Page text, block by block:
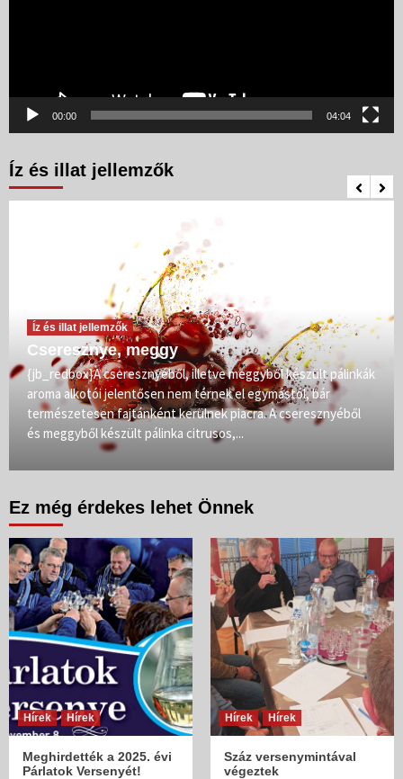
00:00 04:04
Íz és illat jellemzők
Íz és illat jellemzők
Cseresznye, meggy
{jb_redbox}A cseresznyéből, illetve meggyből készült pálinkák
aroma alkotói jelentősen nem térnek el egymástól, bár
természetesen fajtánként kerülnek piacra. A cseresznyéből
és meggyből készült pálinka citrusos,...
Ez még érdekes lehet Önnek
Hírek Hírek
Meghirdették a 2025. évi
Párlatok Versenyét!
Hírek Hírek
Száz versenymintával
végeztek